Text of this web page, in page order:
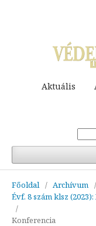
Aktuális
Főoldal / Archívum
/
Évf. 8 szám klsz
/
Konferencia